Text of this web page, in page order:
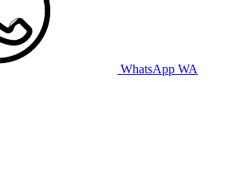
WhatsApp WA